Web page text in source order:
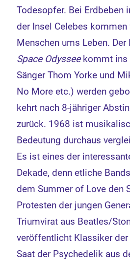
Todesopfer. Bei Erdbeben
der Insel Celebes
Menschen ums Leben. Der
Space Odysseekommt ins
Sänger Thom Yorke und
No More etc.) werden
kehrt nach 8-jähriger
zurück. 1968 ist
Bedeutung durchaus
Es ist eines der
Dekade, denn etliche
dem Summer of Love den
Protesten der jungen
Triumvirat aus Beatles/
veröffentlicht Klassiker
Saat der Psychedelik aus